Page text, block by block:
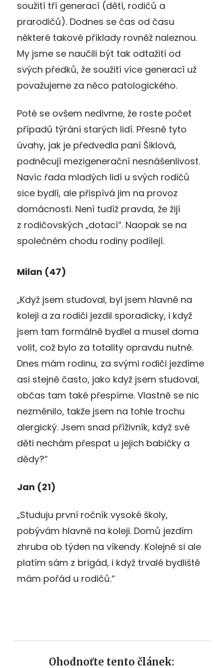
soužití tří generací (dětí, rodičů a
prarodičů). Dodnes se čas od času
některé takové příklady rovněž naleznou.
My jsme se naučili být tak odtažití od
svých předků, že soužití více generací už
považujeme za něco patologického.
Poté se ovšem nedivme, že roste počet
případů týrání starých lidí. Přesně tyto
úvahy, jak je předvedla paní Šiklová,
podněcují mezigenerační nesnášenlivost.
Navíc řada mladých lidí u svých rodičů
sice bydlí, ale přispívá jim na provoz
domácnosti. Není tudíž pravda, že žijí
z rodičovských „dotací“. Naopak se na
společném chodu rodiny podílejí.
Milan (47)
„Když jsem studoval, byl jsem hlavně na
koleji a za rodiči jezdil sporadicky, i když
jsem tam formálně bydlel a musel doma
volit, což bylo za totality opravdu nutné.
Dnes mám rodinu, za svými rodiči jezdíme
asi stejně často, jako když jsem studoval,
občas tam také přespíme. Vlastně se nic
nezměnilo, takže jsem na tohle trochu
alergický. Jsem snad příživník, když své
děti nechám přespat u jejich babičky a
dědy?“
Jan (21)
„Studuju první ročník vysoké školy,
pobývám hlavně na koleji. Domů jezdím
zhruba ob týden na víkendy. Kolejné si ale
platím sám z brigád, i když trvalé bydliště
mám pořád u rodičů.“
Ohodnoťte tento článek: